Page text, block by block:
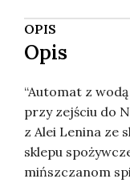
OPIS
Opis
“Automat z
przy zejściu do
z Alei Lenina ze
sklepu
mińszczanom